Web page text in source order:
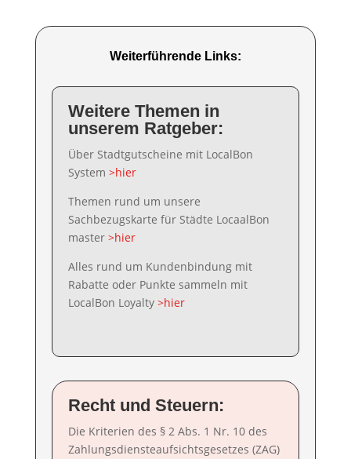
Weiterführende Links:
Weitere Themen in
unserem Ratgeber:
Über Stadtgutscheine mit LocalBon
System >hier
Themen rund um unsere
Sachbezugskarte für Städte LocaalBon
master >hier
Alles rund um Kundenbindung mit
Rabatte oder Punkte sammeln mit
LocalBon Loyalty >hier
Recht und Steuern:
Die Kriterien des § 2 Abs. 1 Nr. 10 des
Zahlungsdiensteaufsichtsgesetzes (ZAG)